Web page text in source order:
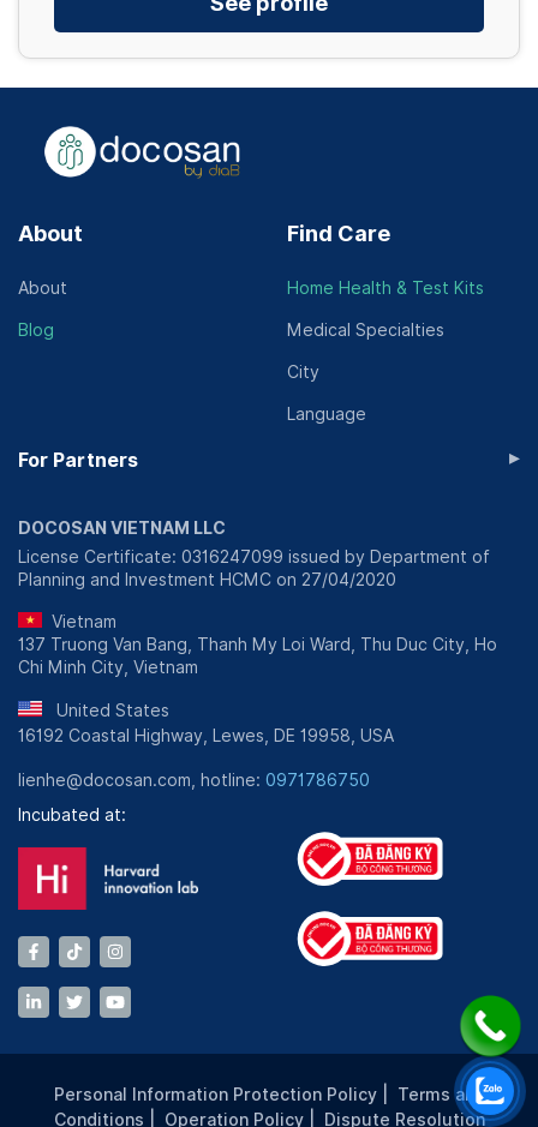
About
About
Blog
Find Care
Home Health & Test Kits
Medical Specialties
City
Language
For Partners ▸
DOCOSAN VIETNAM LLC
License Certificate: 0316247099 issued by Department of
Planning and Investment HCMC on 27/04/2020
Vietnam
137 Truong Van Bang, Thanh My Loi Ward, Thu Duc City, Ho
Chi Minh City, Vietnam
United States
16192 Coastal Highway, Lewes, DE 19958, USA
lienhe@docosan.com, hotline: 0971786750
Incubated at:
Personal Information Protection Policy
Terms and
Conditions
Operation Policy Dispute Resolution